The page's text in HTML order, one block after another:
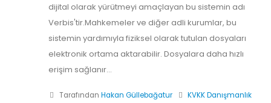
dijital olarak yürütmeyi amaçlayan bu sistemin adı
Verbis'tir.Mahkemeler ve diğer adli kurumlar, bu
sistemin yardımıyla fiziksel olarak tutulan dosyaları
elektronik ortama aktarabilir. Dosyalara daha hızlı
erişim sağlanır...
Tarafından Hakan Güllebağatur
KVKK Danışmanlık